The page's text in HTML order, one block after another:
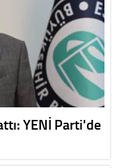
YENİ Parti'de